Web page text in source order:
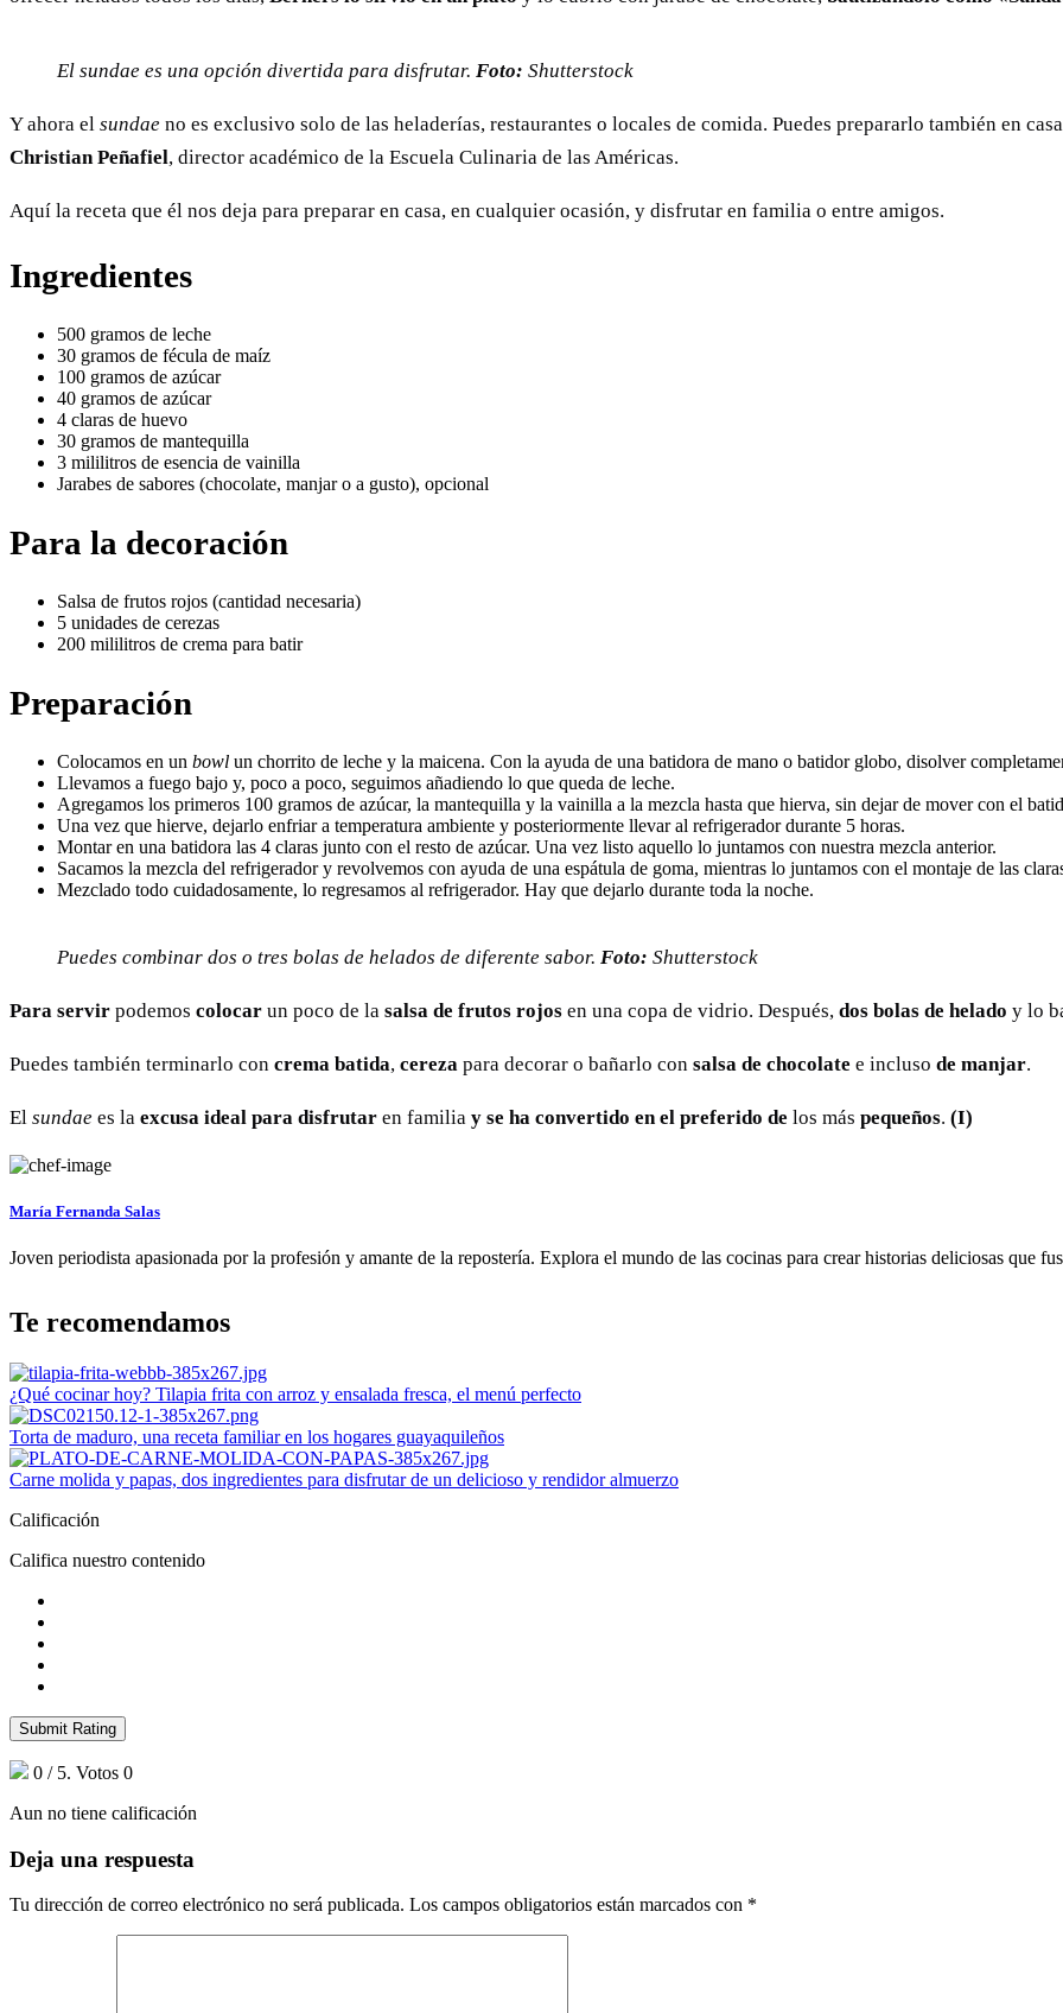
El sundae es una opción divertida para disfrutar. Foto: Shutterstock
Y ahora el sundae no es exclusivo solo de las heladerías, restaurantes o locales de comida. Puedes prepararlo también en
Christian Peñafiel, director académico de la Escuela Culinaria de las Américas.
Aquí la receta que él nos deja para preparar en casa, en cualquier ocasión, y disfrutar en familia o entre amigos.
Ingredientes
500 gramos de leche
30 gramos de fécula de maíz
100 gramos de azúcar
40 gramos de azúcar
4 claras de huevo
30 gramos de mantequilla
3 mililitros de esencia de vainilla
Jarabes de sabores (chocolate, manjar o a gusto), opcional
Para la decoración
Salsa de frutos rojos (cantidad necesaria)
5 unidades de cerezas
200 mililitros de crema para batir
Preparación
Colocamos en un bowl un chorrito de leche y la maicena. Con la ayuda de una batidora de mano o batidor globo, disolver
Llevamos a fuego bajo y, poco a poco, seguimos añadiendo lo que queda de leche.
Agregamos los primeros 100 gramos de azúcar, la mantequilla y la vainilla a la mezcla hasta que hierva, sin dejar de mover con el
Una vez que hierve, dejarlo enfriar a temperatura ambiente y posteriormente llevar al refrigerador durante 5 horas.
Montar en una batidora las 4 claras junto con el resto de azúcar. Una vez listo aquello lo juntamos con nuestra mezcla anterior.
Sacamos la mezcla del refrigerador y revolvemos con ayuda de una espátula de goma, mientras lo juntamos con el montaje de las
Mezclado todo cuidadosamente, lo regresamos al refrigerador. Hay que dejarlo durante toda la noche.
Puedes combinar dos o tres bolas de helados de diferente sabor. Foto: Shutterstock
Para servir podemos colocar un poco de la salsa de frutos rojos en una copa de vidrio. Después, dos bolas de helado y lo
Puedes también terminarlo con crema batida, cereza para decorar o bañarlo con salsa de chocolate e incluso de manjar.
El sundae es la excusa ideal para disfrutar en familia y se ha convertido en el preferido de los más pequeños. (I)
María Fernanda Salas
Joven periodista apasionada por la profesión y amante de la repostería. Explora el mundo de las cocinas para crear historias deliciosas que
Te recomendamos
¿Qué cocinar hoy? Tilapia frita con arroz y ensalada fresca, el menú perfecto
Torta de maduro, una receta familiar en los hogares guayaquileños
Carne molida y papas, dos ingredientes para disfrutar de un delicioso y rendidor almuerzo
Calificación
Califica nuestro contenido
Submit Rating
0 / 5. Votos 0
Aun no tiene calificación
Deja una respuesta
Tu dirección de correo electrónico no será publicada. Los campos obligatorios están marcados con *